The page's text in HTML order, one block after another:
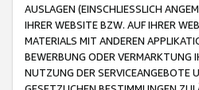
AUSLAGEN (EINSCHLIESSLICH
IHRER WEBSITE BZW. AUF IHRER
MATERIALS MIT ANDEREN
BEWERBUNG ODER VERMARKTUNG
NUTZUNG DER SERVICEANGEBOTE